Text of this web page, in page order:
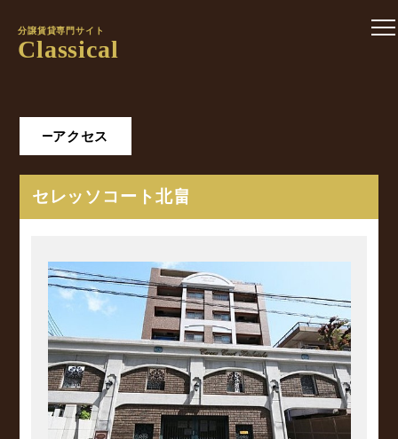
分譲賃貸専門サイト
Classical
アクセス
セレッソコート北畠